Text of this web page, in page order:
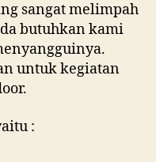
sangat melimpah
butuhkan kami
untuk kegiatan
: